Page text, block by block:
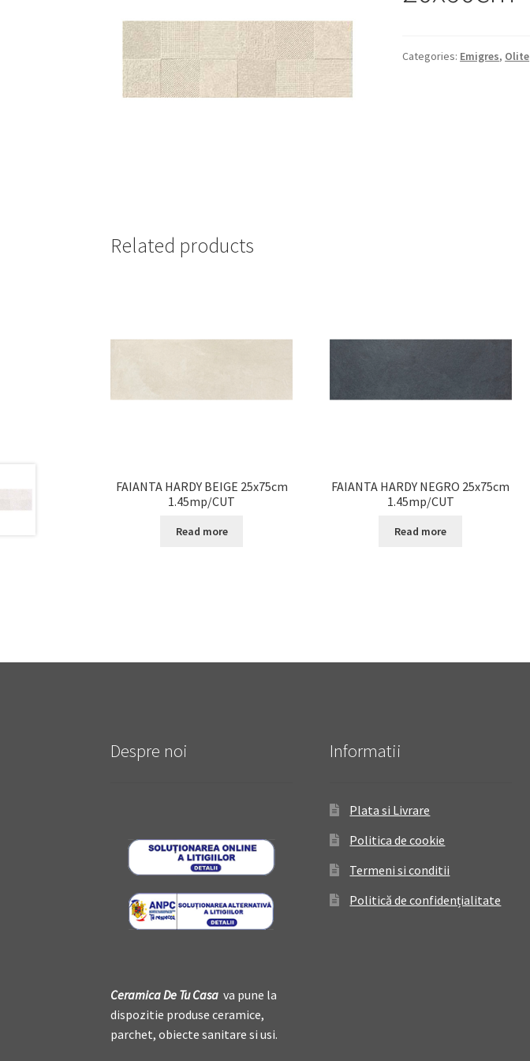
Categories: Emigres, Olite
Related products
FAIANTA HARDY BEIGE 25x75cm
1.45mp/CUT
Read more
FAIANTA HARDY NEGRO 25x75cm
1.45mp/CUT
Read more
Despre noi
Ceramica De Tu Casa va pune la
dispozitie produse ceramice,
parchet, obiecte sanitare si usi.
Informatii
Plata si Livrare
Politica de cookie
Termeni si conditii
Politică de confidențialitate